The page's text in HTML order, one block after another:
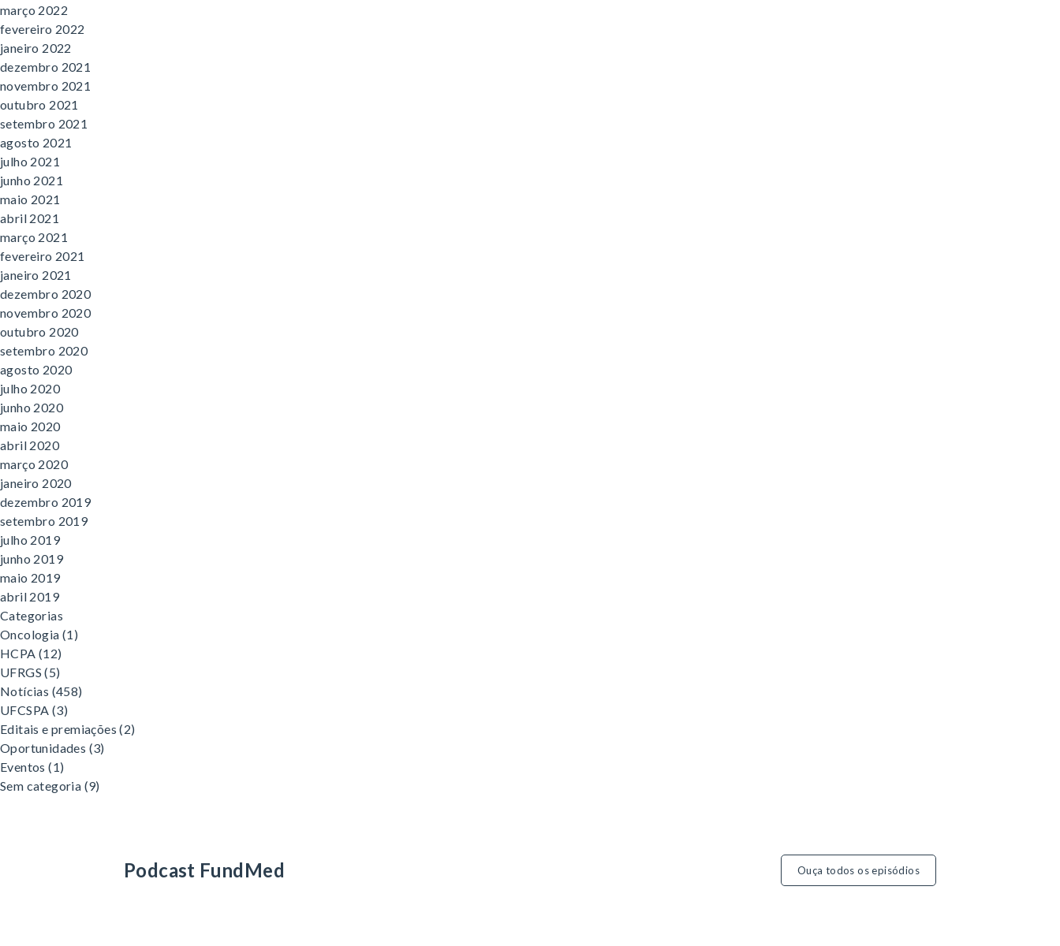
março 2022
fevereiro 2022
janeiro 2022
dezembro 2021
novembro 2021
outubro 2021
setembro 2021
agosto 2021
julho 2021
junho 2021
maio 2021
abril 2021
março 2021
fevereiro 2021
janeiro 2021
dezembro 2020
novembro 2020
outubro 2020
setembro 2020
agosto 2020
julho 2020
junho 2020
maio 2020
abril 2020
março 2020
janeiro 2020
dezembro 2019
setembro 2019
julho 2019
junho 2019
maio 2019
abril 2019
Categorias
Oncologia (1)
HCPA (12)
UFRGS (5)
Notícias (458)
UFCSPA (3)
Editais e premiações (2)
Oportunidades (3)
Eventos (1)
Sem categoria (9)
Podcast FundMed Ouça todos os episódios